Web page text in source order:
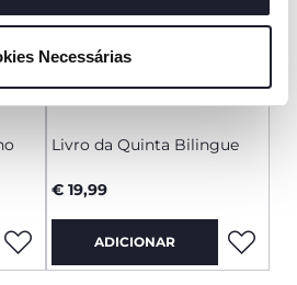
fechar este aviso, está a
para garantir o
Necessárias
Livro da Quinta Bilingue
€ 19,99
ADICIONAR